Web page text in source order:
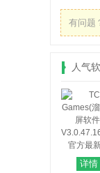
有问题
人气
TC 详情